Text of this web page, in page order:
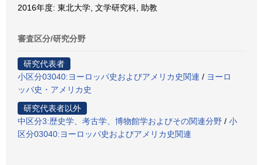
2016年度: 東北大学, 文学研究科, 助教
審査区分/研究分野
研究代表者
小区分03040:ヨーロッパ史およびアメリカ史関連 / ヨーロ
ッパ史・アメリカ史
研究代表者以外
中区分3:歴史学、考古学、博物館学およびその関連分野 / 小
区分03040:ヨーロッパ史およびアメリカ史関連